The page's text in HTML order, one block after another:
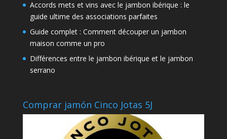
Accords mets et vins avec le jambon ibérique : le
guide ultime des associations parfaites
Guide complet : Comment découper un jambon
maison comme un pro
Différences entre le jambon ibérique et le jambon
serrano
Comprar jamón Cinco Jotas 5J